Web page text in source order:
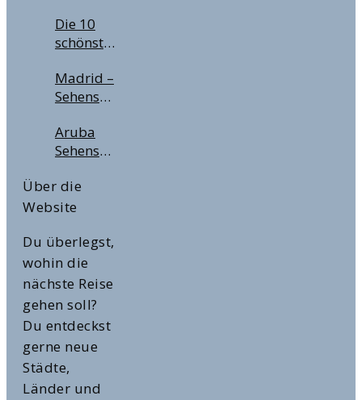
Deine
nächste
sich der
City Pass
Deinen
Städtetrip?
Die 10
schönsten
in
Europa
Winter &
zur
Madrid –
Sehenswürdigkeiten,
& Tipps
für die
Hauptstadt
Aruba
Sehenswürdigkeiten
Highlights
Über die
Website
Du überlegst,
wohin die
nächste Reise
gehen soll?
Du entdeckst
gerne neue
Städte,
Länder und